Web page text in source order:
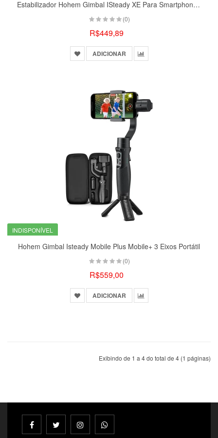
Estabilizador Hohem Gimbal ISteady XE Para Smartphone, 3 Eixos, Dobrável Ultraleve Para Android E IPhone 14 Pro Max, Introdução De Uma Tecla
(0)
R$449,89
ADICIONAR
INDISPONÍVEL
Hohem Gimbal Isteady Mobile Plus Mobile+ 3 Eixos Portátil
(0)
R$559,00
ADICIONAR
Exibindo de 1 a 4 do total de 4 (1 páginas)